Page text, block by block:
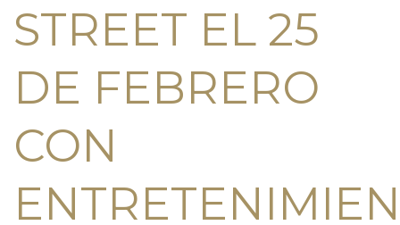
STREET EL 25
DE FEBRERO
CON